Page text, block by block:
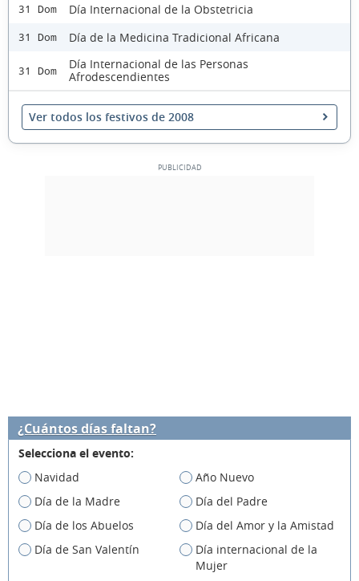
31 Dom Día Internacional de la Obstetricia
31 Dom Día de la Medicina Tradicional Africana
31 Dom
Día Internacional de las Personas
Afrodescendientes
Ver todos los festivos de 2008
¿Cuántos días faltan?
Selecciona el evento:
Navidad
Año Nuevo
Día de la Madre
Día del Padre
Día de los Abuelos
Día del Amor y la Amistad
Día de San Valentín
Día internacional de la
Mujer